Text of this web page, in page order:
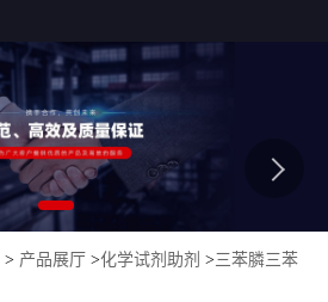
> 产品展厅 >化学试剂助剂 >三苯膦三苯